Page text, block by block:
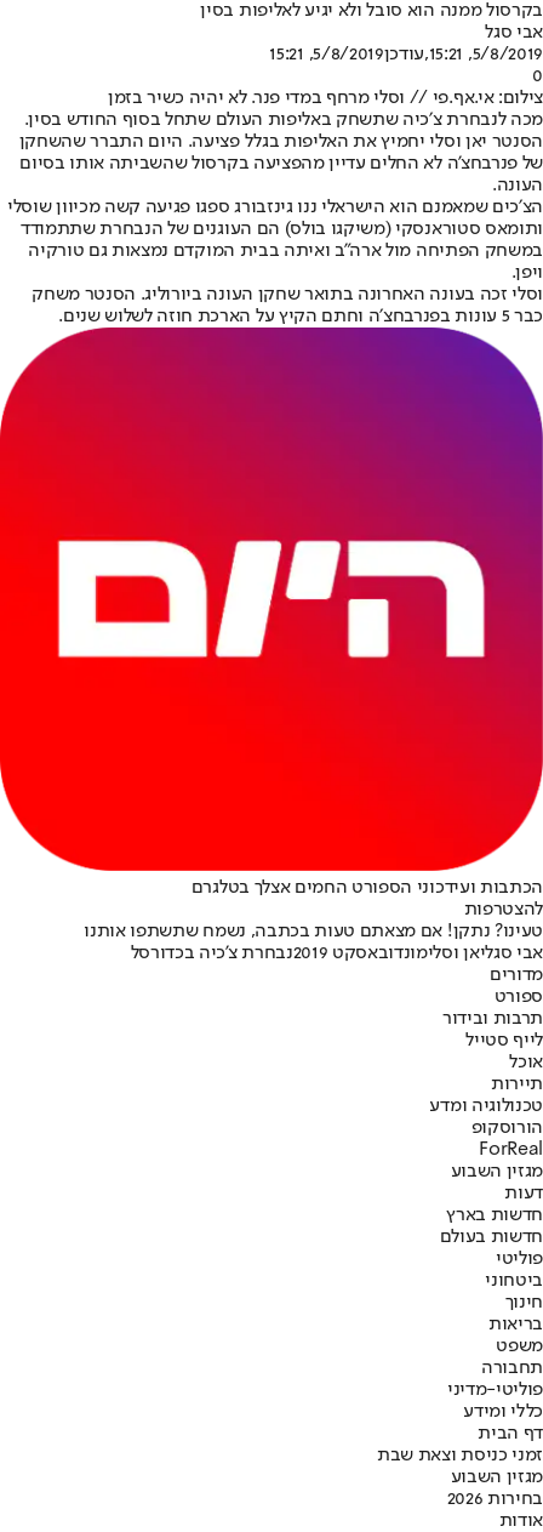
בקרסול ממנה הוא סובל ולא יגיע לאליפות בסין
אבי סגל
5/8/2019, 15:21
,עודכן5/8/2019, 15:21
0
צילום: אי.אף.פי // וסלי מרחף במדי פנר. לא יהיה כשיר בזמן
מכה לנבחרת צ׳כיה שתשחק באליפות העולם שתחל בסוף החודש בסין.
הסנטר יאן וסלי יחמיץ את האליפות בגלל פציעה. היום התברר שהשחקן
של פנרבחצ'ה לא החלים עדיין מהפציעה בקרסול שהשביתה אותו בסיום
העונה.
הצ׳כים שמאמנם הוא הישראלי ננו גינזבורג ספגו פגיעה קשה מכיוון שוסלי
ותומאס סטוראנסקי (משיקגו בולס) הם העוגנים של הנבחרת שתתמודד
במשחק הפתיחה מול ארה"ב ואיתה בבית המוקדם נמצאות גם טורקיה
ויפן.
וסלי זכה בעונה האחרונה בתואר שחקן העונה ביורוליג. הסנטר משחק
כבר 5 עונות בפנרבחצ׳ה וחתם הקיץ על הארכת חוזה לשלוש שנים.
הכתבות ועידכוני הספורט החמים אצלך בטלגרם
להצטרפות
טעינו? נתקן! אם מצאתם טעות בכתבה, נשמח שתשתפו אותנו
אבי סגליאן וסלימונדובאסקט 2019
נבחרת צ'כיה בכדורסל
מדורים
ספורט
תרבות ובידור
לייף סטייל
אוכל
תיירות
טכנולוגיה ומדע
הורוסקופ
ForReal
מגזין השבוע
דעות
חדשות בארץ
חדשות בעולם
פוליטי
ביטחוני
חינוך
בריאות
משפט
תחבורה
פוליטי-מדיני
כללי ומידע
דף הבית
זמני כניסת וצאת שבת
מגזין השבוע
בחירות 2026
אודות